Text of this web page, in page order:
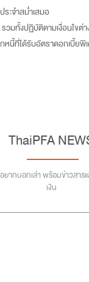
ะจำสม่ำเสมอ
วมทั้งปฏิบัติตามเงื่อนไขต่
กหนี้ที่ได้รับอัตราดอกเบี้ย
ThaiPFA
ยากบอกเล่า พร้อมข่าวสาร
เงิน